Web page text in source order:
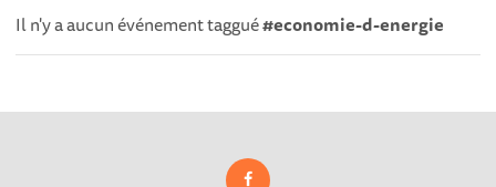
Il n'y a aucun événement taggué#economie-d-energie